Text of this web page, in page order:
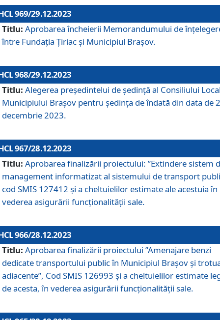
969/29.12.2023
Titlu: Aprobarea încheierii Memorandumului de
între Fundația Țiriac și Municipiul Brașov.
968/29.12.2023
Titlu: Alegerea preşedintelui de şedinţă al Consiliului
Municipiului Braşov pentru ședința de îndată din data de
decembrie 2023.
967/28.12.2023
Titlu: Aprobarea finalizării proiectului: ”Extindere sistem
management informatizat al sistemului de transport
cod SMIS 127412 și a cheltuielilor estimate ale acestuia în
vederea asigurării funcționalității sale.
966/28.12.2023
Titlu: Aprobarea finalizării proiectului ”Amenajare benzi
dedicate transportului public în Municipiul Brașov şi
adiacente”, Cod SMIS 126993 și a cheltuielilor estimate
de acesta, în vederea asigurării funcționalității sale.